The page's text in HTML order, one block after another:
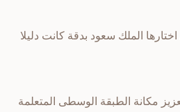
الملك سعود بدقة كانت دليلا
مكانة الطبقة الوسطى المتعلمة